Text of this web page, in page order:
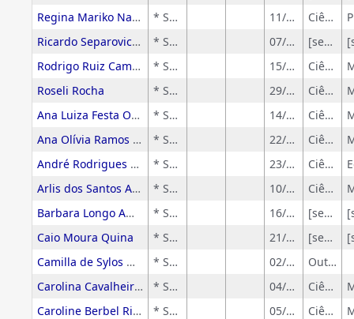
Regina Mariko Nakano
* Sem rótulo 11/06/2025
Ciências Exatas e da Terra
Ricardo Separovic Seerban
* Sem rótulo 07/07/2021
[sem-grandeArea]
Rodrigo Ruiz Campos
* Sem rótulo 15/06/2025
Ciências Exatas e da Terra
Roseli Rocha
* Sem rótulo 29/11/2023
Ciências Exatas e da Terra
Ana Luiza Festa Ozores
* Sem rótulo 14/09/2014
Ciências Exatas e da Terra
Ana Olívia Ramos Pires Justo
* Sem rótulo 22/02/2025
Ciências Exatas e da Terra
André Rodrigues Rosale
* Sem rótulo 23/04/2020
Ciências Humanas
Arlis dos Santos Amorim
* Sem rótulo 10/12/2023
Ciências Exatas e da Terra
Barbara Longo Amaral
* Sem rótulo 16/08/2017
[sem-grandeArea]
Caio Moura Quina
* Sem rótulo 21/12/2017
[sem-grandeArea]
Camilla de Sylos Moreno
* Sem rótulo 02/06/2012
Outros.
Carolina Cavalheiro Crittelli
* Sem rótulo 04/09/2013
Ciências Exatas e da Terra
Caroline Berbel Ribeiro
* Sem rótulo 05/03/2025
Ciências Exatas e da Terra